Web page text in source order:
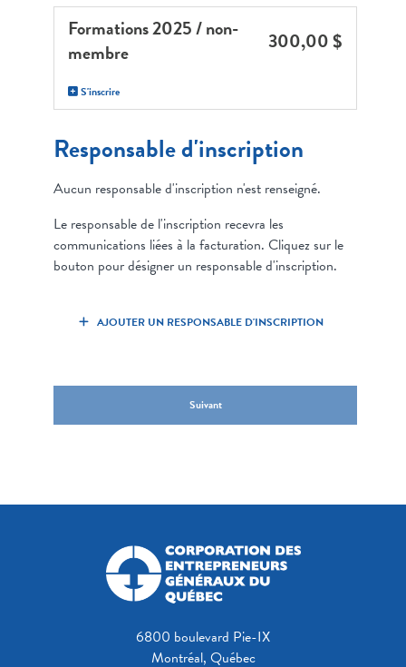
Formations 2025 / non-
membre
300,00 $
S'inscrire
Responsable d'inscription
Aucun responsable d'inscription n'est renseigné.
Le responsable de l'inscription recevra les
communications liées à la facturation. Cliquez sur le
bouton pour désigner un responsable d'inscription.
AJOUTER UN RESPONSABLE D'INSCRIPTION
Suivant
6800 boulevard Pie-IX
Montréal, Québec